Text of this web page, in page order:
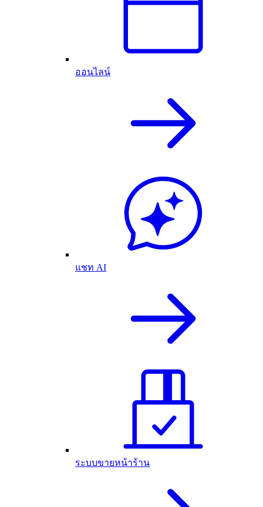
ออนไลน์
แชท AI
ระบบขายหน้าร้าน